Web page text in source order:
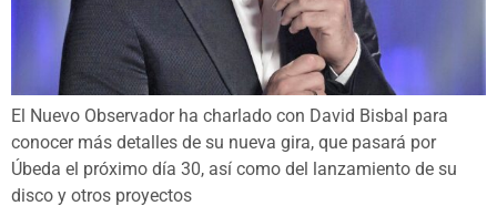
El Nuevo Observador ha charlado con David Bisbal para
conocer más detalles de su nueva gira, que pasará por
Úbeda el próximo día 30, así como del lanzamiento de su
disco y otros proyectos